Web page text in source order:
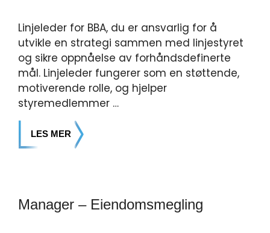
Linjeleder for BBA, du er ansvarlig for å
utvikle en strategi sammen med linjestyret
og sikre oppnåelse av forhåndsdefinerte
mål. Linjeleder fungerer som en støttende,
motiverende rolle, og hjelper
styremedlemmer …
LES MER
Manager – Eiendoms­megling